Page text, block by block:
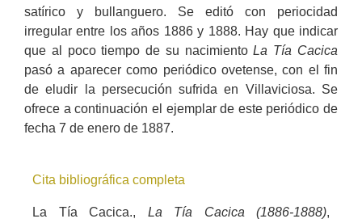
satírico y bullanguero. Se editó con periocidad
irregular entre los años 1886 y 1888. Hay que indicar
que al poco tiempo de su nacimientoLa Tía Cacica
pasó a aparecer como periódico ovetense, con el fin
de eludir la persecución sufrida en Villaviciosa. Se
ofrece a continuación el ejemplar de este periódico de
fecha 7 de enero de 1887.
Cita bibliográfica completa
La Tía Cacica., La Tía Cacica (1886-1888),